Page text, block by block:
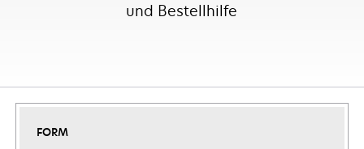
und Bestellhilfe
FORM